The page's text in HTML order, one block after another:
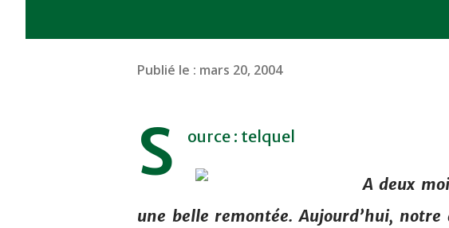
Publié le : mars 20, 2004
S ource : telquel
A deux
une belle remontée. Aujourd’hui,